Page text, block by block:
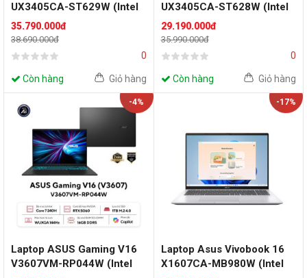
UX3405CA-ST629W (Intel
Core Ultra 7 255H 2.0 GHz |
Intel Arc Graphics | 14.0-
inch 3K OLED | 32GB |
Xanh)
35.790.000đ
38.690.000đ
0
Còn hàng Giỏ hàng
UX3405CA-ST628W (Intel
Core Ultra 5 225H | Intel
Arc Graphics | 14.0-inch 3K
OLED | 16GB | 512GB |
29.190.000đ
35.990.000đ
0
Còn hàng Giỏ hàng
-4%
Laptop ASUS Gaming V16
V3607VM-RP044W (Intel
-17%
Laptop Asus Vivobook 16
X1607CA-MB980W (Intel